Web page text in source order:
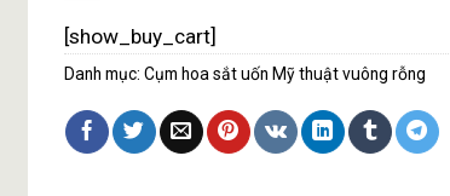
[show_buy_cart]
Danh mục: Cụm hoa sắt uốn Mỹ thuật vuông rỗng